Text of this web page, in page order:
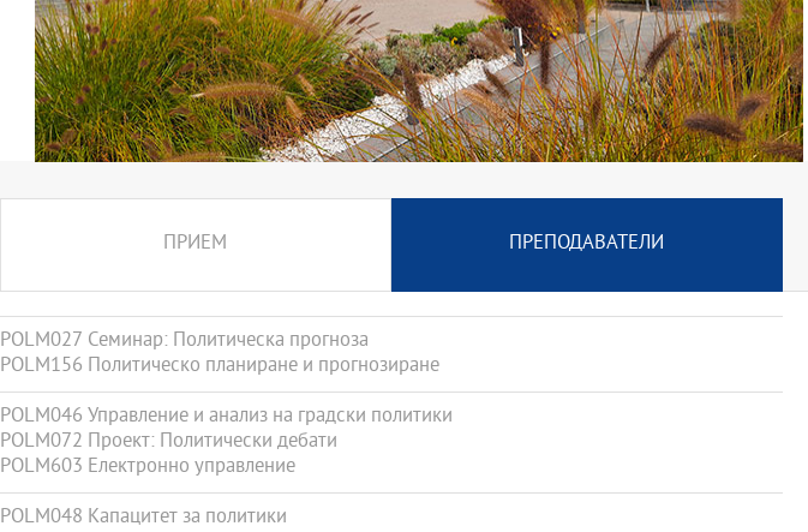
ПРИЕМ ПРЕПОДАВАТЕЛИ
POLM027 Семинар: Политическа прогноза
POLM156 Политическо планиране и прогнозиране
POLM046 Управление и анализ на градски политики
POLM072 Проект: Политически дебати
POLM603 Електронно управление
POLM048 Капацитет за политики